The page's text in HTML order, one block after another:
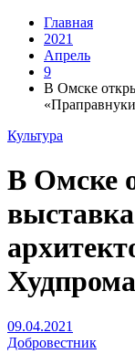
Главная
2021
Апрель
9
В Омске
Культура
В Омске
09.04.2021
Добровестник